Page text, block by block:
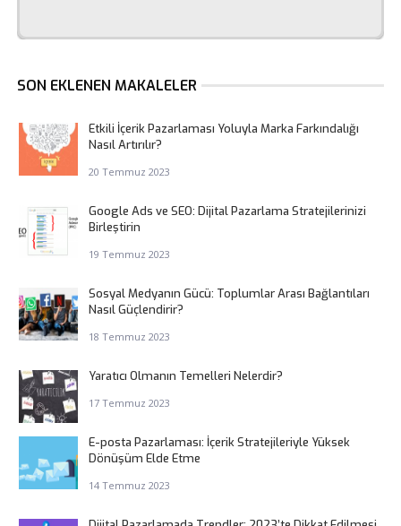
SON EKLENEN MAKALELER
Etkili İçerik Pazarlaması Yoluyla Marka Farkındalığı
Nasıl Artırılır?
20 Temmuz 2023
Google Ads ve SEO: Dijital Pazarlama Stratejilerinizi
Birleştirin
19 Temmuz 2023
Sosyal Medyanın Gücü: Toplumlar Arası Bağlantıları
Nasıl Güçlendirir?
18 Temmuz 2023
Yaratıcı Olmanın Temelleri Nelerdir?
17 Temmuz 2023
E-posta Pazarlaması: İçerik Stratejileriyle Yüksek
Dönüşüm Elde Etme
14 Temmuz 2023